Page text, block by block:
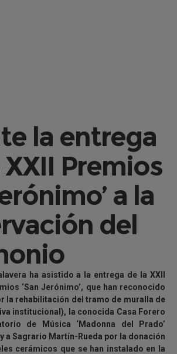
la entrega
Premios
a la
del
ha asistido a la entrega de la XXII
‘San Jerónimo’, que han reconocido
la rehabilitación del tramo de muralla de
institucional), la conocida Casa Forero
de Música ‘Madonna del Prado’
a Sagrario Martín-Rueda por la donación
cerámicos que se han instalado en la